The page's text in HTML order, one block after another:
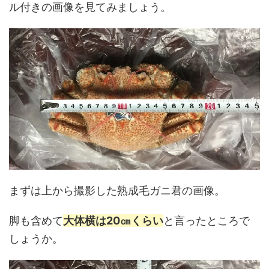
ル付きの画像を見てみましょう。
まずは上から撮影した熟成毛ガニ君の画像。
脚も含めて大体横は20㎝くらいと言ったところで
しょうか。